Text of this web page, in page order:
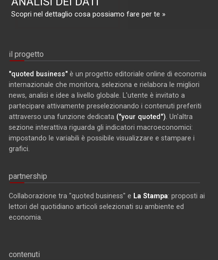
Scopri nel dettaglio cosa possiamo fare per te »
il progetto
"quoted business" è un progetto editoriale online di economia
internazionale che monitora, seleziona e rielabora le migliori
news, analisi e idee a livello globale. L'utente è invitato a
partecipare attivamente preselezionando i contenuti preferiti
attraverso una funzione dedicata ("your quoted"). Un'altra
sezione interattiva riguarda gli indicatori macroeconomici:
impostando le variabili è possibile visualizzare e stampare i
grafici.
partnership
Collaborazione tra "quoted business" e La Stampa: proposti ai
lettori del quotidiano articoli selezionati su ambiente ed
economia.
contenuti